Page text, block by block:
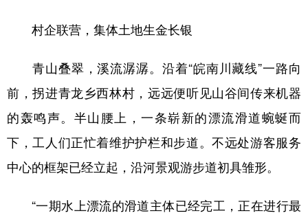
村企联营，集体土地生金长银
青山叠翠，溪流潺潺。沿着“皖南川藏线”一路向
前，拐进青龙乡西林村，远远便听见山谷间传来机器
的轰鸣声。半山腰上，一条崭新的漂流滑道蜿蜒而
下，工人们正忙着维护护栏和步道。不远处游客服务
中心的框架已经立起，沿河景观游步道初具雏形。
“一期水上漂流的滑道主体已经完工，正在进行最